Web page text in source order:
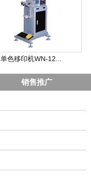
单色移印机WN-12...
销售推广